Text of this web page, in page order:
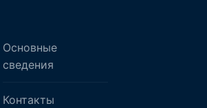
Основные
сведения
Контакты